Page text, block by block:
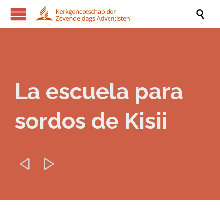

La escuela para
sordos de Kisii
 